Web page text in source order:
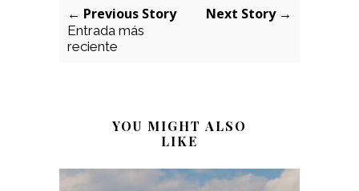
← Previous Story
Entrada más
reciente
Next Story →
YOU MIGHT ALSO
LIKE